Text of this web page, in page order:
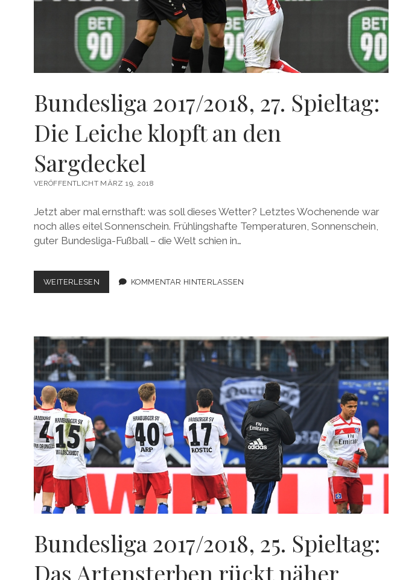
Bundesliga 2017/2018, 27. Spieltag:
Die Leiche klopft an den
Sargdeckel
VERÖFFENTLICHT MÄRZ 19, 2018
Jetzt aber mal ernsthaft: was soll dieses Wetter? Letztes Wochenende war
noch alles eitel Sonnenschein. Frühlingshafte Temperaturen, Sonnenschein,
guter Bundesliga-Fußball – die Welt schien in…
WEITERLESEN BUNDESLIGA
2017/2018,
LEICHE
AN
DEN
SARGDECKEL
KOMMENTAR HINTERLASSEN
Bundesliga 2017/2018, 25. Spieltag:
Das Artensterben rückt näher